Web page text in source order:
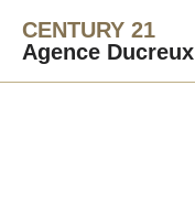
CENTURY 21
Agence Ducreux